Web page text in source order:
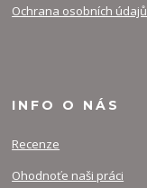
Ochrana osobních údajů
INFO O NÁS
Recenze
Ohodnoťe naši práci